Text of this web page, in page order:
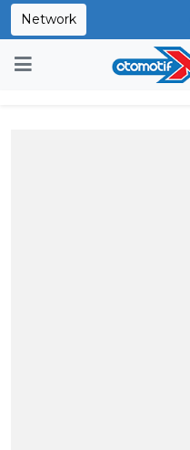
Network